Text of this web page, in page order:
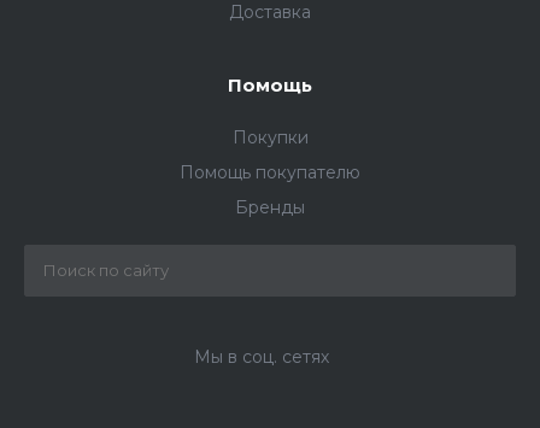
Доставка
Помощь
Покупки
Помощь покупателю
Бренды
Мы в соц. сетях